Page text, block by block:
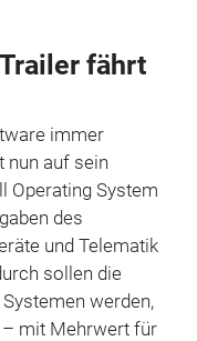
fährt
immer
nun auf sein
Operating System
des
und Telematik
sollen die
werden,
– mit Mehrwert für